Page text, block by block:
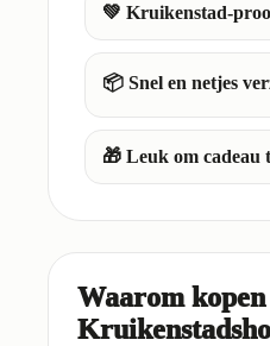
💚 Kruikenstad-
📦 Snel en netjes
🎁 Leuk om cadeau
Waarom